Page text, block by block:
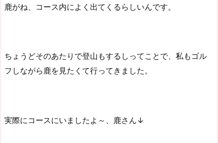
鹿がね、コース内によく出てくるらしいんです。
ちょうどそのあたりで登山もするしってことで、私もゴル
フしながら鹿を見たくて行ってきました。
実際にコースにいましたよ～、鹿さん↓